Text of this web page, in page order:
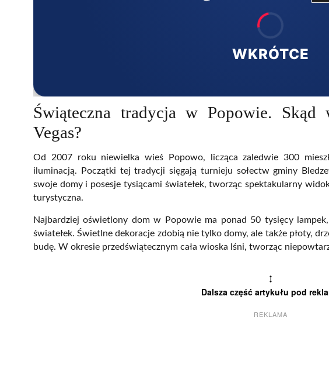
WKRÓTCE
Świąteczna tradycja w Popowie. Skąd
Vegas?
Od 2007 roku niewielka wieś Popowo, licząca zaledwie 300
iluminacją. Początki tej tradycji sięgają turnieju sołectw gminy
swoje domy i posesje tysiącami światełek, tworząc spektakularny
turystyczna.
Najbardziej oświetlony dom w Popowie ma ponad 50 tysięcy
światełek. Świetlne dekoracje zdobią nie tylko domy, ale także płoty,
budę. W okresie przedświątecznym cała wioska lśni, tworząc
↕
Dalsza część artykułu pod
REKLAMA